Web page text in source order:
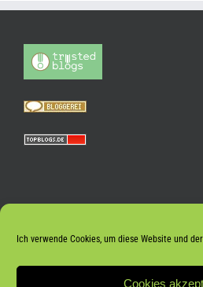
Ich verwende Cookies, um diese Website und
Cookies